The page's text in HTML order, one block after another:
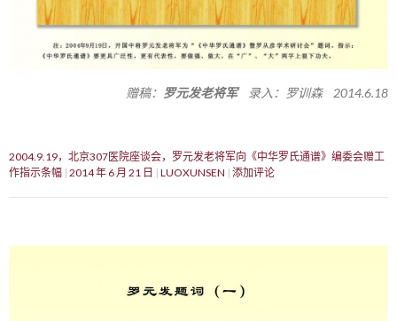
赠稿： 罗元发老将军录入：罗训森 2014.6.18
2004.9.19，北京307医院座谈会，罗元发老将军向《中华罗氏通谱》编委会赠工
作指示条幅 2014 年 6 月 21 日 LUOXUNSEN 添加评论